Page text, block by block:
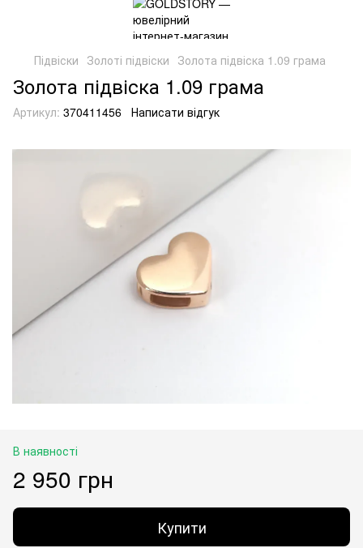
Підвіски Золоті підвіски Золота підвіска 1.09 грама
Золота підвіска 1.09 грама
Артикул: 370411456 Написати відгук
В наявності
2 950 грн
Купити